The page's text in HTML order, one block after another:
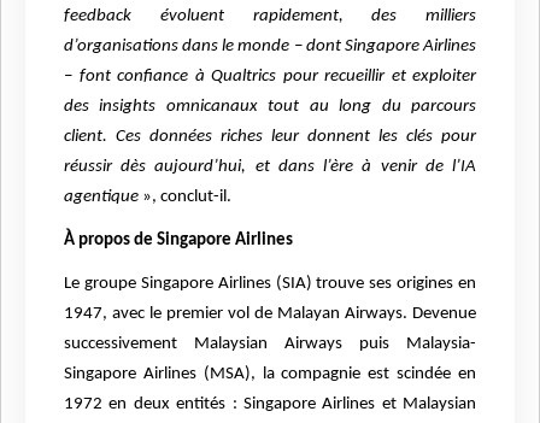
feedback évoluent rapidement, des milliers
d’organisations dans le monde – dont Singapore Airlines
– font confiance à Qualtrics pour recueillir et exploiter
des insights omnicanaux tout au long du parcours
client. Ces données riches leur donnent les clés pour
réussir dès aujourd’hui, et dans l’ère à venir de l’IA
agentique », conclut-il.
À propos de Singapore Airlines
Le groupe Singapore Airlines (SIA) trouve ses origines en
1947, avec le premier vol de Malayan Airways. Devenue
successivement Malaysian Airways puis Malaysia-
Singapore Airlines (MSA), la compagnie est scindée en
1972 en deux entités : Singapore Airlines et Malaysian